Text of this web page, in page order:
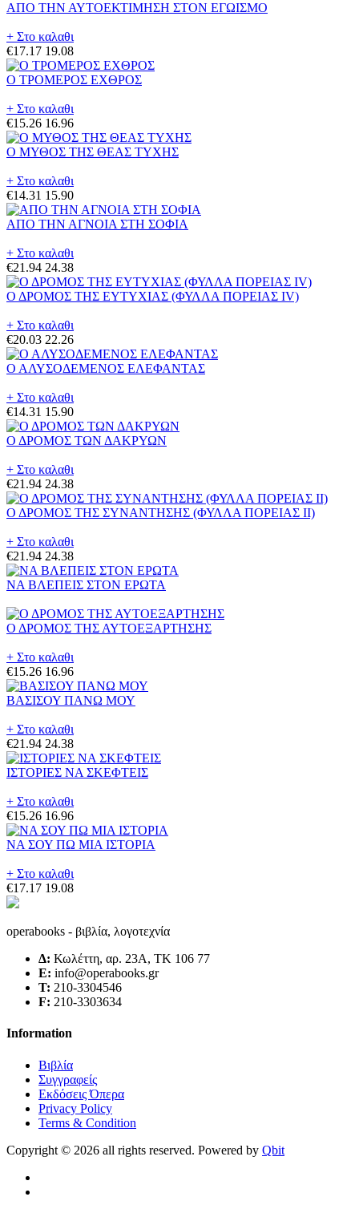
ΑΠΟ ΤΗΝ ΑΥΤΟΕΚΤΙΜΗΣΗ ΣΤΟΝ ΕΓΩΙΣΜΟ
+ Στο καλαθι
€17.17 19.08
Ο ΤΡΟΜΕΡΟΣ ΕΧΘΡΟΣ
+ Στο καλαθι
€15.26 16.96
Ο ΜΥΘΟΣ ΤΗΣ ΘΕΑΣ ΤΥΧΗΣ
+ Στο καλαθι
€14.31 15.90
ΑΠΟ ΤΗΝ ΑΓΝΟΙΑ ΣΤΗ ΣΟΦΙΑ
+ Στο καλαθι
€21.94 24.38
Ο ΔΡΟΜΟΣ ΤΗΣ ΕΥΤΥΧΙΑΣ (ΦΥΛΛΑ ΠΟΡΕΙΑΣ IV)
+ Στο καλαθι
€20.03 22.26
Ο ΑΛΥΣΟΔΕΜΕΝΟΣ ΕΛΕΦΑΝΤΑΣ
+ Στο καλαθι
€14.31 15.90
Ο ΔΡΟΜΟΣ ΤΩΝ ΔΑΚΡΥΩΝ
+ Στο καλαθι
€21.94 24.38
Ο ΔΡΟΜΟΣ ΤΗΣ ΣΥΝΑΝΤΗΣΗΣ (ΦΥΛΛΑ ΠΟΡΕΙΑΣ II)
+ Στο καλαθι
€21.94 24.38
ΝΑ ΒΛΕΠΕΙΣ ΣΤΟΝ ΕΡΩΤΑ
Ο ΔΡΟΜΟΣ ΤΗΣ ΑΥΤΟΕΞΑΡΤΗΣΗΣ
+ Στο καλαθι
€15.26 16.96
ΒΑΣΙΣΟΥ ΠΑΝΩ ΜΟΥ
+ Στο καλαθι
€21.94 24.38
ΙΣΤΟΡΙΕΣ ΝΑ ΣΚΕΦΤΕΙΣ
+ Στο καλαθι
€15.26 16.96
ΝΑ ΣΟΥ ΠΩ ΜΙΑ ΙΣΤΟΡΙΑ
+ Στο καλαθι
€17.17 19.08
operabooks - βιβλία, λογοτεχνία
Δ: Κωλέττη, αρ. 23Α, ΤΚ 106 77
E: info@operabooks.gr
Τ: 210-3304546
F: 210-3303634
Information
Βιβλία
Συγγραφείς
Εκδόσεις Όπερα
Privacy Policy
Terms & Condition
Copyright © 2026 all rights reserved. Powered by Qbit